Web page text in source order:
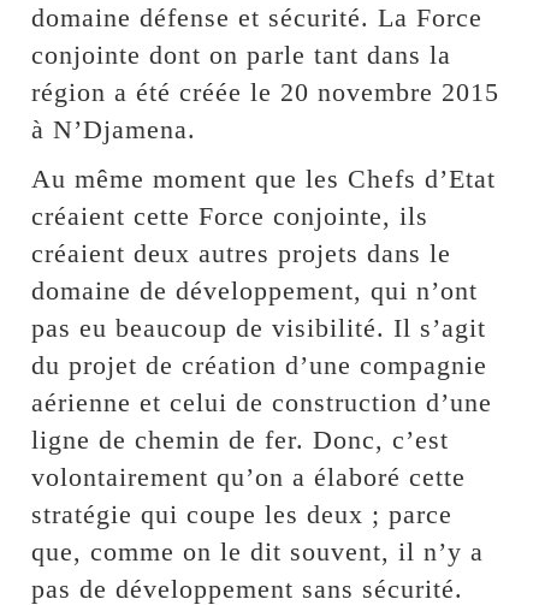
domaine défense et sécurité. La Force
conjointe dont on parle tant dans la
région a été créée le 20 novembre 2015
à N’Djamena.
Au même moment que les Chefs d’Etat
créaient cette Force conjointe, ils
créaient deux autres projets dans le
domaine de développement, qui n’ont
pas eu beaucoup de visibilité. Il s’agit
du projet de création d’une compagnie
aérienne et celui de construction d’une
ligne de chemin de fer. Donc, c’est
volontairement qu’on a élaboré cette
stratégie qui coupe les deux ; parce
que, comme on le dit souvent, il n’y a
pas de développement sans sécurité.